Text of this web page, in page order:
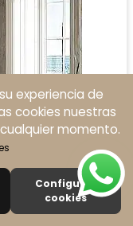
Carro
experiencia de
cookies nuestras
momento.
Configurar
cookies